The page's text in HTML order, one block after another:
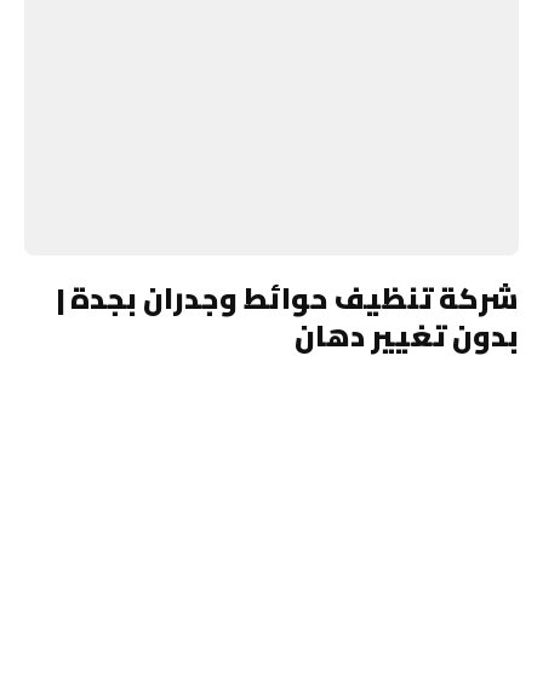
شركة تنظيف حوائط وجدران بجدة |
بدون تغيير دهان